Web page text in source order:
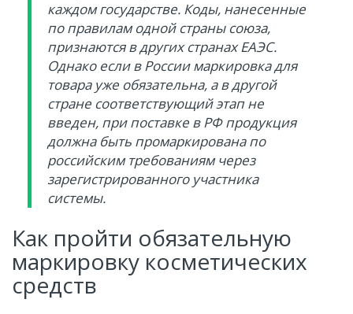
каждом государстве. Коды, нанесенные
по правилам одной страны союза,
признаются в других странах ЕАЭС.
Однако если в России маркировка для
товара уже обязательна, а в другой
стране соответствующий этап не
введен, при поставке в РФ продукция
должна быть промаркирована по
российским требованиям через
зарегистрированного участника
системы.
Как пройти обязательную
маркировку косметических
средств